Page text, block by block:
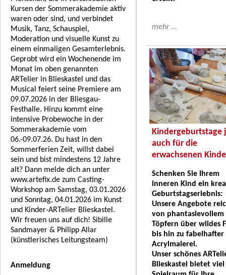
Kursen der Sommerakademie aktiv
waren oder sind, und verbindet
Musik, Tanz, Schauspiel,
Moderation und visuelle Kunst zu
einem einmaligen Gesamterlebnis.
Geprobt wird ein Wochenende im
Monat im oben genannten
ARTelier in Blieskastel und das
Musical feiert seine Premiere am
09.07.2026 in der Bliesgau-
Festhalle. Hinzu kommt eine
intensive Probewoche in der
Sommerakademie vom
06.-09.07.26. Du hast in den
Sommerferien Zeit, willst dabei
sein und bist mindestens 12 Jahre
alt? Dann melde dich an unter
www.artefix.de zum Casting-
Workshop am Samstag, 03.01.2026
und Sonntag, 04.01.2026 im Kunst
und Kinder-ARTelier Blieskastel.
Wir freuen uns auf dich! Sibille
Sandmayer & Philipp Allar
(künstlerisches Leitungsteam)
Anmeldung
mehr ...
Kindergeburtstage
auch für die
erwachsenen
Schenken Sie Ihrem
inneren Kind ein
Geburtstagserlebnis:
Unsere Angebote
von phantasievollem
Töpfern über wildes
bis hin zu fabelhafter
Acrylmalerei.
Unser schönes
Blieskastel bietet viel